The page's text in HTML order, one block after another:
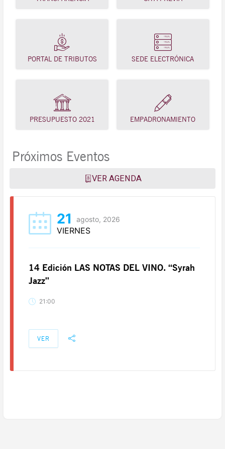
PORTAL DE TRIBUTOS SEDE ELECTRÓNICA
PRESUPUESTO 2021 EMPADRONAMIENTO
Próximos Eventos
VER AGENDA
21 agosto, 2026
VIERNES
14 Edición LAS NOTAS DEL VINO. “Syrah
Jazz”
21:00
VER